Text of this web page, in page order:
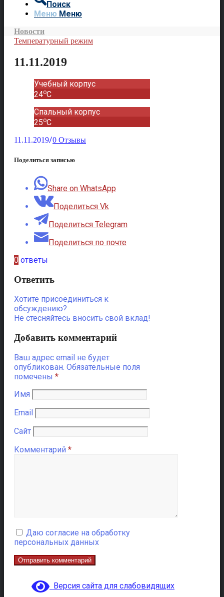
Поиск
Меню Меню
Новости
Температурный режим
11.11.2019
Учебный корпус
24oC
Спальный корпус
25oC
11.11.2019/0 Отзывы
Поделиться записью
Share on WhatsApp
Поделиться Vk
Поделиться Telegram
Поделиться по почте
0 ответы
Ответить
Хотите присоединиться к
обсуждению?
Не стесняйтесь вносить свой вклад!
Добавить комментарий
Ваш адрес email не будет
опубликован. Обязательные поля
помечены *
Имя
Email
Сайт
Комментарий *
Даю согласие на обработку
персональных данных
Версия сайта для слабовидящих